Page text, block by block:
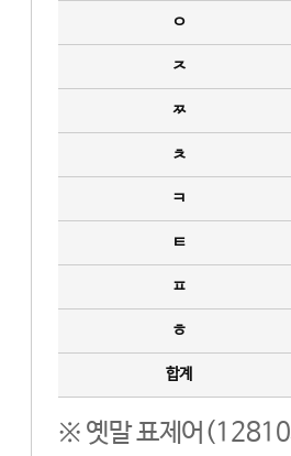
ㅇ
ㅈ
ㅉ
ㅊ
ㅋ
ㅌ
ㅍ
ㅎ
합계
※ 옛말 표제어(12810